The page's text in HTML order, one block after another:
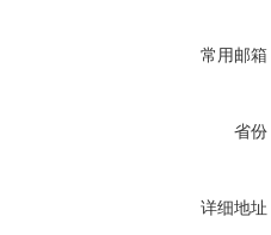
常用邮箱
省份
详细地址